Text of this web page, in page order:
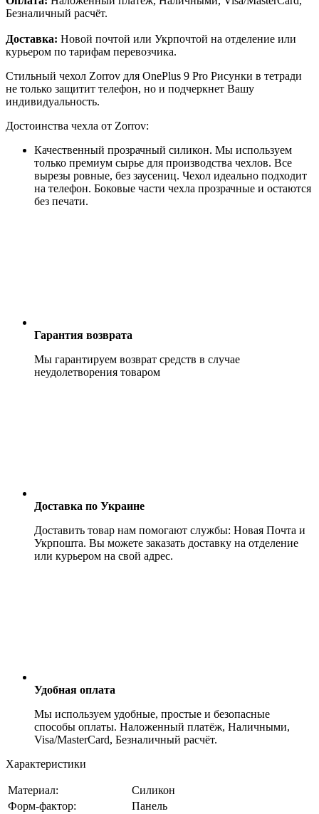
Безналичный расчёт.
Доставка: Новой почтой или Укрпочтой на отделение или
курьером по тарифам перевозчика.
Стильный чехол Zorrov для OnePlus 9 Pro Рисунки в тетради
не только защитит телефон, но и подчеркнет Вашу
индивидуальность.
Достоинства чехла от Zorrov:
Качественный прозрачный силикон. Мы используем
только премиум сырье для производства чехлов. Все
вырезы ровные, без заусениц. Чехол идеально подходит
на телефон. Боковые части чехла прозрачные и остаются
без печати.
Гарантия возврата
Мы гарантируем возврат средств в случае
неудолетворения товаром
Доставка по Украине
Доставить товар нам помогают службы: Новая Почта и
Укрпошта. Вы можете заказать доставку на отделение
или курьером на свой адрес.
Удобная оплата
Мы используем удобные, простые и безопасные
способы оплаты. Наложенный платёж, Наличными,
Visa/MasterCard, Безналичный расчёт.
Характеристики
Материал:
Силикон
Форм-фактор:
Панель